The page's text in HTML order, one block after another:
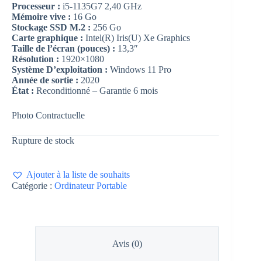
Processeur : i5-1135G7 2,40 GHz
Mémoire vive : 16 Go
Stockage SSD M.2 : 256 Go
Carte graphique : Intel(R) Iris(U) Xe Graphics
Taille de l’écran (pouces) : 13,3″
Résolution : 1920×1080
Système D’exploitation : Windows 11 Pro
Année de sortie : 2020
État : Reconditionné – Garantie 6 mois
Photo Contractuelle
Rupture de stock
Ajouter à la liste de souhaits
Catégorie : Ordinateur Portable
Avis (0)